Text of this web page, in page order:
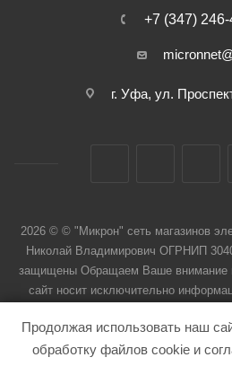
+7 (347)
г. Уфа, ул.
2026 © © "Микрон" сеть магазинов
Николай Владимирович ОГРНИП
защищены Обращаем Ваше внимание
сайт носит исключительно
Продолжая использовать наш
обработку файлов cookie и